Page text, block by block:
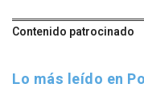
Contenido patrocinado
Lo más leído en